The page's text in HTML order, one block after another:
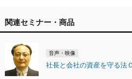
関連セミナー・商品
音声・映像
社長と会社の資産を守る法